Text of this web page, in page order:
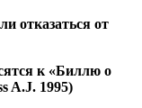
отказаться от
к «Биллю о
A.J. 1995)